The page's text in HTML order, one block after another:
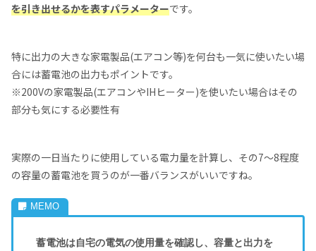
を引き出せるかを表すパラメーターです。
特に出力の大きな家電製品(エアコン等)を何台も一気に使いたい場
合には蓄電池の出力もポイントです。
※200Vの家電製品(エアコンやIHヒーター)を使いたい場合はその
部分も気にする必要性有
実際の一日当たりに使用している電力量を計算し、その7～8程度
の容量の蓄電池を買うのが一番バランスがいいですね。
蓄電池は自宅の電気の使用量を確認し、容量と出力を